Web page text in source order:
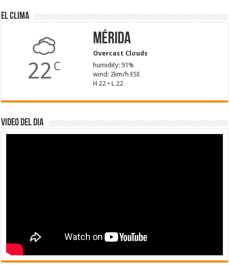
El Clima
22 C
Mérida
Overcast Clouds
humidity: 91%
wind: 2km/h ESE
H 22 • L 22
Video del dia